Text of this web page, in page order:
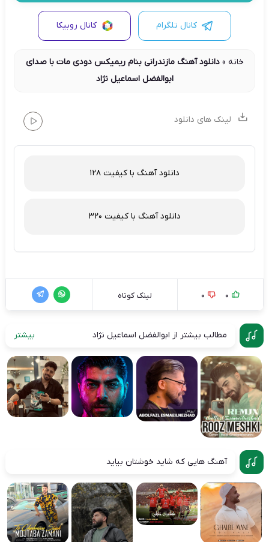
کانال تلگرام کانال روبیکا
خانه »دانلود آهنگ مازندرانی بنام ریمیکس دودی مات با صدای
ابوالفضل اسماعیل نژاد
لینک های دانلود
دانلود آهنگ با کیفیت 128
دانلود آهنگ با کیفیت 320
0
0 لینک کوتاه
مطالب بیشتر از ابوالفضل اسماعیل نژاد بیشتر
آهنگ هایی که شاید خوشتان بیاید